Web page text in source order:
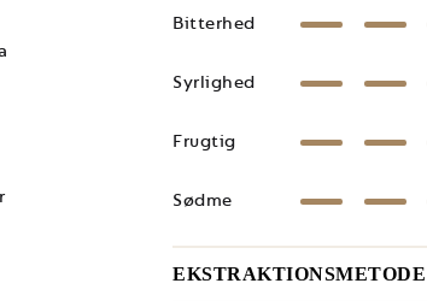
Bitterhed
Syrlighed
Frugtig
Sødme
EKSTRAKTIONSMETODE